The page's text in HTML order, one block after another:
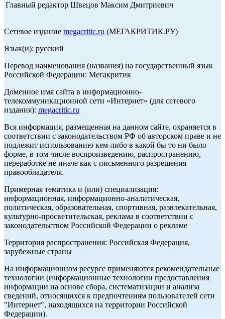
Главный редактор Швецов Максим Дмитриевич
Сетевое издание megacritic.ru (МЕГАКРИТИК.РУ)
Язык(и): русский
Перевод наименования (названия) на государственный язык
Российской Федерации: Мегакритик
Доменное имя сайта в информационно-
телекоммуникационной сети «Интернет» (для сетевого
издания): megacritic.ru
Вся информация, размещенная на данном сайте, охраняется в
соответствии с законодательством РФ об авторском праве и не
подлежит использованию кем-либо в какой бы то ни было
форме, в том числе воспроизведению, распространению,
переработке не иначе как с письменного разрешения
правообладателя.
Примерная тематика и (или) специализация:
информационная, информационно-аналитическая,
политическая, образовательная, спортивная, развлекательная,
культурно-просветительская, реклама в соответствии с
законодательством Российской Федерации о рекламе
Территория распространения: Российская Федерация,
зарубежные страны
На информационном ресурсе применяются рекомендательные
технологии (информационные технологии предоставления
информации на основе сбора, систематизации и анализа
сведений, относящихся к предпочтениям пользователей сети
"Интернет", находящихся на территории Российской
Федерации).